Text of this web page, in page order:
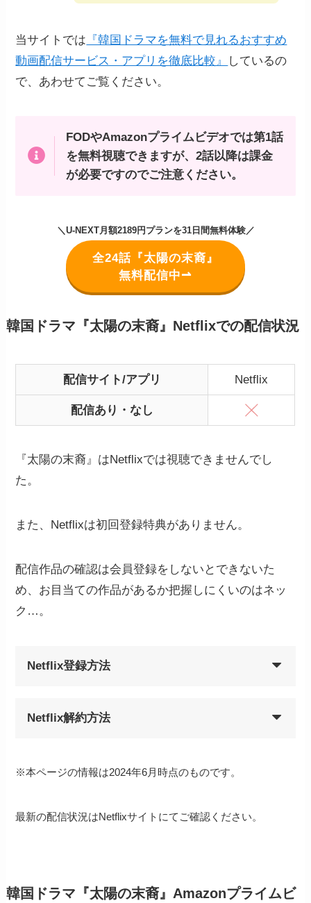
当サイトでは 『韓国ドラマを無料で見れるおすすめ
動画配信サービス・アプリを徹底比較』
しているの
で、あわせてご覧ください。
FODやAmazonプライムビデオでは第1話
を無料視聴できますが、2話以降は課金
が必要ですのでご注意ください。
＼U-NEXT月額2189円プランを31日間無料体験／
全24話『太陽の末裔』
無料配信中⇀
韓国ドラマ『太陽の末裔』Netflixでの配信状況
配信サイト/アプリ Netflix
配信あり・なし
『太陽の末裔』はNetflixでは視聴できませんでし
た。
また、Netflixは初回登録特典がありません。
配信作品の確認は会員登録をしないとできないた
め、お目当ての作品があるか把握しにくいのはネッ
ク…。
Netflix登録方法
Netflix解約方法
※本ページの情報は2024年6月時点のものです。
最新の配信状況はNetflixサイトにてご確認ください。
韓国ドラマ『太陽の末裔』Amazonプライムビ